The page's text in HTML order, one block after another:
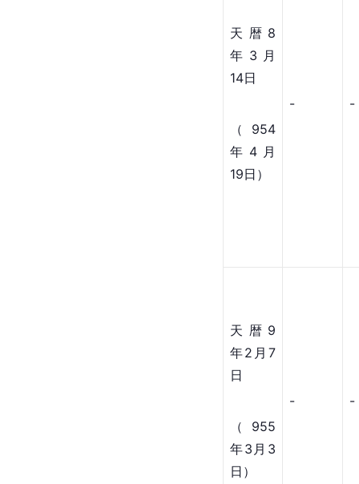
天暦8
年3月
14日
（954
年4月
19日）
- -
天暦9
年2月7
日
（955
年3月3
日）
- -